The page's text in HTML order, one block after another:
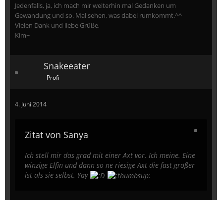
Jedenfalls, ja, ich mach mir weiterhin mal Gedanken um
Gewandung und so. Mal sehen, was dabei rumkommt.^^
Vielen Dank und liebe Grüße,
Kim~
Snakeeater
Profi
4. Juni 2014
Zitat von Sanya
Ich stell mir das grad mit einer Axt vor. Ich meine. Eine
winzige Elfin und dann so ne riesige Axt die fast größer
ist als sie selbst. Yay